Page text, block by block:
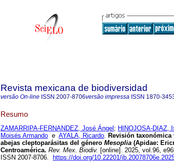
Revista mexicana de biodiversidad
versão On-line ISSN 2007-8706versão impressa ISSN 1870-
Resumo
ZAMARRIPA-FERNANDEZ, José Ángel ; HINOJOSA-DIAZ,
Moisés Armando e AYALA, Ricardo. Revisión
abejas cleptoparásitas del género Mesoplia (Apidae:
Centroamérica. Rev. Mex. Biodiv. [online]. 2025, vol.96,
ISSN 2007-8706.
https://doi.org/10.22201/